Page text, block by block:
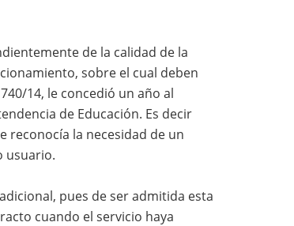
de la calidad de la
sobre el cual deben
14, le concedió un año al
de Educación. Es decir
reconocía la necesidad de un
usuario.
pues de ser admitida esta
cuando el servicio haya